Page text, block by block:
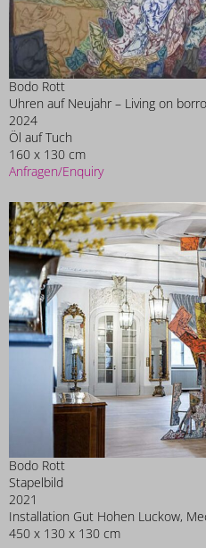
Bodo Rott
Uhren auf Neujahr – Living on
2024
Öl auf Tuch
160 x 130 cm
Anfragen/Enquiry
Bodo Rott
Stapelbild
2021
Installation Gut Hohen Luckow,
450 x 130 x 130 cm